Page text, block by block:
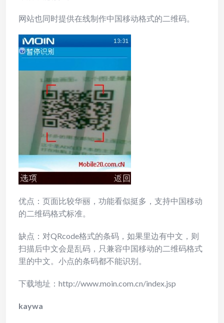
网站也同时提供在线制作中国移动格式的二维码。
优点：页面比较华丽，功能看似挺多，支持中国移动
的二维码格式标准。
缺点：对QRcode格式的条码，如果里边有中文，则
扫描后中文会是乱码，只兼容中国移动的二维码格式
里的中文。小点的条码都不能识别。
下载地址：http://www.moin.com.cn/index.jsp
kaywa